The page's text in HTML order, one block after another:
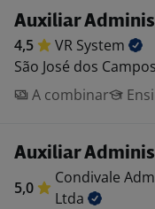
Auxiliar
4,5 VR System
São José dos
A combinar
Auxiliar
5,0
Condivale
Ltda